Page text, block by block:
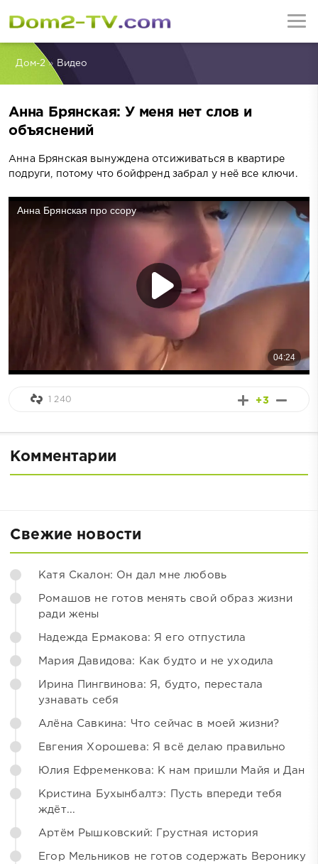
Дом-2» Видео
Анна Брянская: У меня нет слов и
объяснений
Анна Брянская вынуждена отсиживаться в квартире
подруги, потому что бойфренд забрал у неё все ключи.
+3
1 240
Комментарии
Свежие новости
Катя Скалон: Он дал мне любовь
Ромашов не готов менять свой образ жизни
ради жены
Надежда Ермакова: Я его отпустила
Мария Давидова: Как будто и не уходила
Ирина Пингвинова: Я, будто, перестала
узнавать себя
Алёна Савкина: Что сейчас в моей жизни?
Евгения Хорошева: Я всё делаю правильно
Юлия Ефременкова: К нам пришли Майя и Дан
Кристина Бухынбалтэ: Пусть впереди тебя
ждёт...
Артём Рышковский: Грустная история
Егор Мельников не готов содержать Веронику